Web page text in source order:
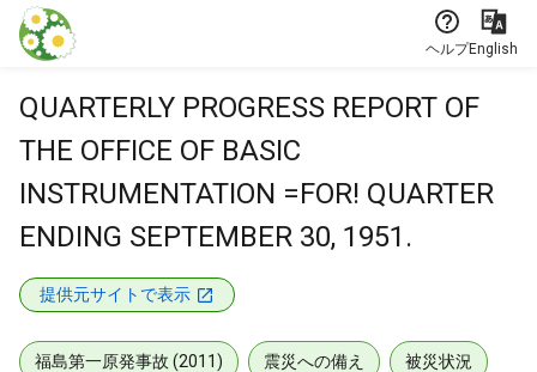
本文に飛ぶ
ヘルプEnglish
QUARTERLY PROGRESS REPORT OF
THE OFFICE OF BASIC
INSTRUMENTATION =FOR! QUARTER
ENDING SEPTEMBER 30, 1951.
提供元サイトで表示
福島第一原発事故 (2011) 震災への備え 被災状況